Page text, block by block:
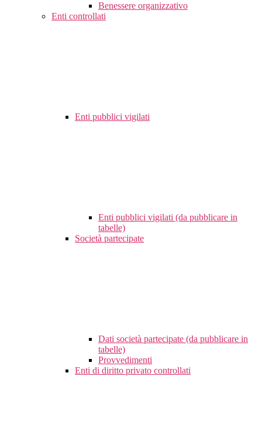
Benessere organizzativo
Enti controllati
Enti pubblici vigilati
Enti pubblici vigilati (da pubblicare in
tabelle)
Società partecipate
Dati società partecipate (da pubblicare in
tabelle)
Provvedimenti
Enti di diritto privato controllati